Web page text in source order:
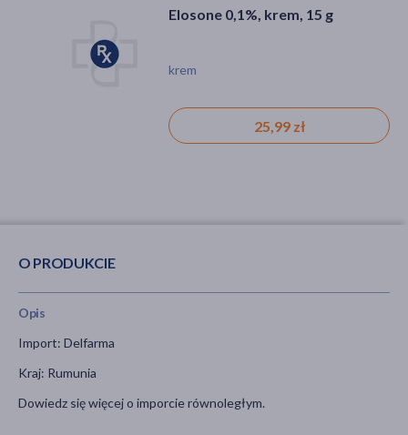
Elosone 0,1%, krem, 15 g
krem
25,99 zł
O PRODUKCIE
Opis
Import: Delfarma
Kraj: Rumunia
Dowiedz się więcej o imporcie równoległym.